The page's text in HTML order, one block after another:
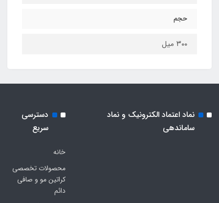
حجم
۳۰۰ میل
نماد اعتماد الکترونیک و نماد
ساماندهی
دسترسی
سریع
خانه
محصولات تخصصی
کراتین مو و صافی
دائم